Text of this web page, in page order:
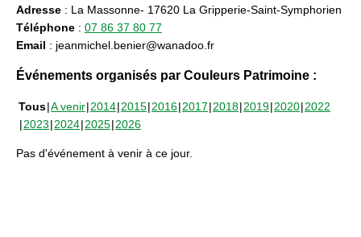
Adresse : La Massonne- 17620 La Gripperie-Saint-Symphorien
Téléphone : 07 86 37 80 77
Email : jeanmichel.benier@wanadoo.fr
Événements organisés par Couleurs Patrimoine :
Tous A venir 2014 2015 2016 2017 2018 2019 2020 2022
2023 2024 2025 2026
Pas d'événement à venir à ce jour.